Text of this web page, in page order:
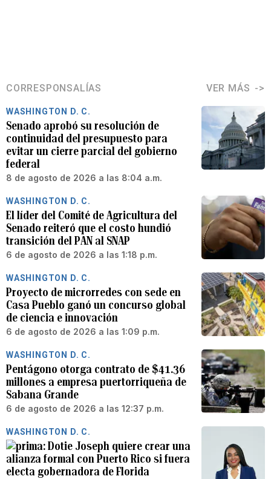
CORRESPONSALÍAS VER MÁS
WASHINGTON D. C.
Senado aprobó su resolución de
continuidad del presupuesto para
evitar un cierre parcial del gobierno
federal
8 de agosto de 2026 a las 8:04 a.m.
WASHINGTON D. C.
El líder del Comité de Agricultura del
Senado reiteró que el costo hundió
transición del PAN al SNAP
6 de agosto de 2026 a las 1:18 p.m.
WASHINGTON D. C.
Proyecto de microrredes con sede en
Casa Pueblo ganó un concurso global
de ciencia e innovación
6 de agosto de 2026 a las 1:09 p.m.
WASHINGTON D. C.
Pentágono otorga contrato de $41.36
millones a empresa puertorriqueña de
Sabana Grande
6 de agosto de 2026 a las 12:37 p.m.
WASHINGTON D. C.
Dotie Joseph quiere crear una
alianza formal con Puerto Rico si fuera
electa gobernadora de Florida